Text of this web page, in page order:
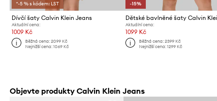
*-5 % s kódem: LST
Dívčí šaty Calvin Klein Jeans
Aktuální cena:
1009 Kč
Běžná cena:2099 Kč
Nejnižší cena:1069 Kč
-15%
Aktuální cena:
1099 Kč
Běžná cena: 2399 Kč
Nejnižší cena: 1299 Kč
Objevte produkty Calvin Klein Jeans